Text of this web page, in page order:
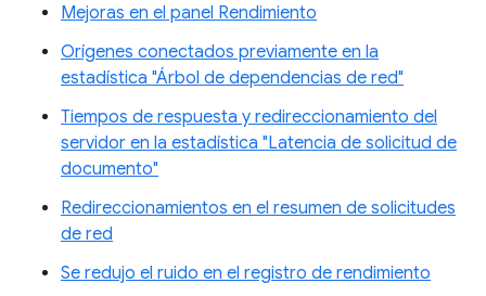
Mejoras en el panel Rendimiento
Orígenes conectados previamente en la
estadística "Árbol de dependencias de red"
Tiempos de respuesta y redireccionamiento del
servidor en la estadística "Latencia de solicitud de
documento"
Redireccionamientos en el resumen de solicitudes
de red
Se redujo el ruido en el registro de rendimiento